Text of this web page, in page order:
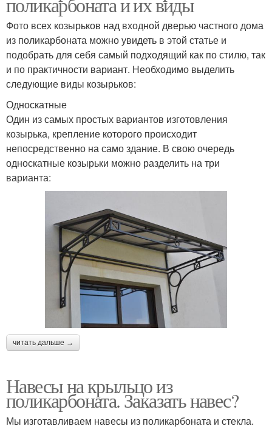
Фото всех козырьков над входной дверью частного дома
из поликарбоната можно увидеть в этой статье и
подобрать для себя самый подходящий как по стилю, так
и по практичности вариант. Необходимо выделить
следующие виды козырьков:
Односкатные
Один из самых простых вариантов изготовления
козырька, крепление которого происходит
непосредственно на само здание. В свою очередь
односкатные козырьки можно разделить на три
варианта:
читать дальше →
Навесы на крыльцо из
поликарбоната. Заказать навес?
Мы изготавливаем навесы из поликарбоната и стекла.